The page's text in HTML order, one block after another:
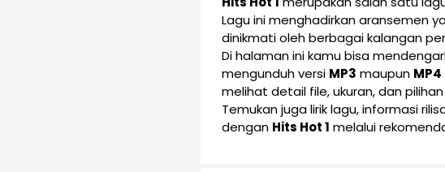
Lagu ini menghadirkan aransemen
dinikmati oleh berbagai kalangan
Di halaman ini kamu bisa
mengunduh versi MP3 maupun MP4
melihat detail file, ukuran, dan
Temukan juga lirik lagu, informasi
dengan Hits Hot 1 melalui